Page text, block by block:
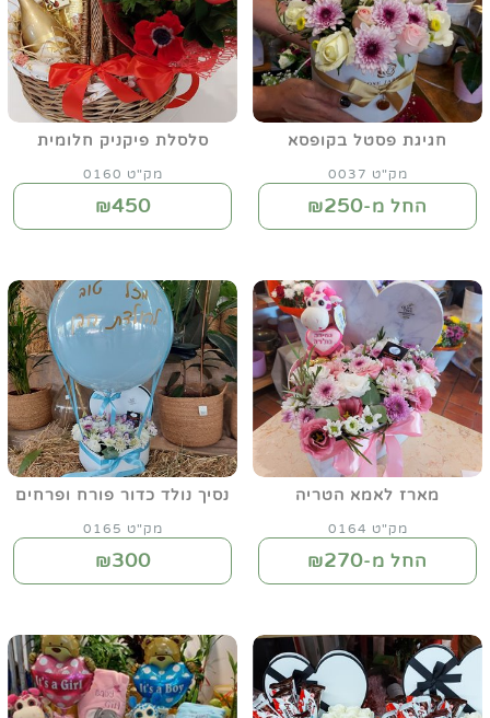
חגיגת פסטל בקופסא
מק"ט 0037
החל מ-₪250
סלסלת פיקניק חלומית
מק"ט 0160
₪450
מארז לאמא הטריה
מק"ט 0164
החל מ-₪270
נסיך נולד כדור פורח ופרחים
מק"ט 0165
₪300